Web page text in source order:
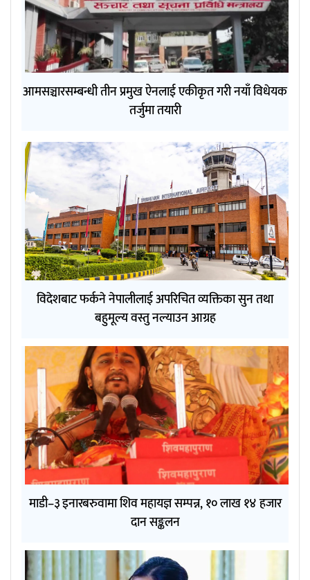
आमसञ्चारसम्बन्धी तीन प्रमुख ऐनलाई एकीकृत गरी नयाँ विधेयक
तर्जुमा तयारी
विदेशबाट फर्कने नेपालीलाई अपरिचित व्यक्तिका सुन तथा
बहुमूल्य वस्तु नल्याउन आग्रह
माडी–३ इनारबरुवामा शिव महायज्ञ सम्पन्न, १० लाख १४ हजार
दान सङ्कलन